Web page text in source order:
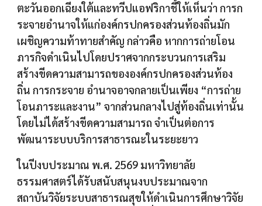
ตะวันออกเฉียงใต้และทวีปแอฟริกาชี้ให้เห็นว่า การก
ระจายอำนาจให้แก่องค์กรปกครองส่วนท้องถิ่นมัก
เผชิญความท้าทายสำคัญ กล่าวคือ หากการถ่ายโอน
ภารกิจดำเนินไปโดยปราศจากกระบวนการเสริม
สร้างขีดความสามารถขององค์กรปกครองส่วนท้อง
ถิ่น การกระจาย อำนาจอาจกลายเป็นเพียง “การถ่าย
โอนภาระและงาน” จากส่วนกลางไปสู่ท้องถิ่นเท่านั้น
โดยไม่ได้สร้างขีดความสามารถ จำเป็นต่อการ
พัฒนาระบบบริการสาธารณะในระยะยาว
ในปีงบประมาณ พ.ศ. 2569 มหาวิทยาลัย
ธรรมศาสตร์ได้รับสนับสนุนงบประมาณจาก
สถาบันวิจัยระบบสาธารณสุขให้ดำเนินการศึกษาวิจัย